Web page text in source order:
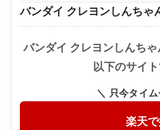
バンダイ クレヨンしんちゃ
バンダイ クレヨンしんち
以下のサイ
＼ 只今タイ
楽天